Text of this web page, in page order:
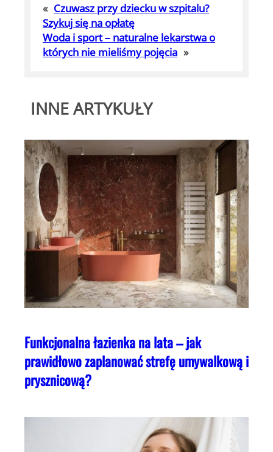
« Czuwasz przy dziecku w szpitalu?
Szykuj się na opłatę
Woda i sport – naturalne lekarstwa o
których nie mieliśmy pojęcia »
INNE ARTYKUŁY
Funkcjonalna łazienka na lata – jak
prawidłowo zaplanować strefę umywalkową i
prysznicową?